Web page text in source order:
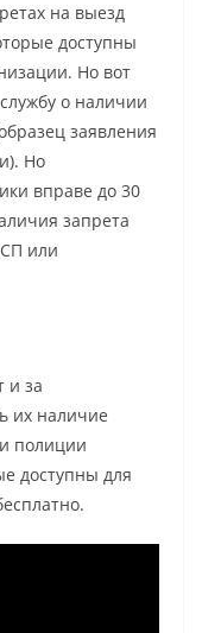
на выезд
доступны
Но вот
о наличии
заявления
Но
вправе до 30
запрета
или
и за
их наличие
полиции
доступны для